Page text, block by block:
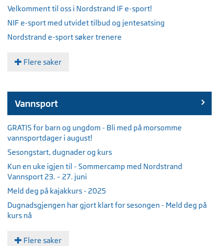
Velkomment til oss i Nordstrand IF e-sport!
NIF e-sport med utvidet tilbud og jentesatsing
Nordstrand e-sport søker trenere
Flere saker
Vannsport
GRATIS for barn og ungdom - Bli med på morsomme
vannsportdager i august!
Sesongstart, dugnader og kurs
Kun en uke igjen til - Sommercamp med Nordstrand
Vannsport 23. – 27. juni
Meld deg på kajakkurs - 2025
Dugnadsgjengen har gjort klart for sesongen - Meld deg på
kurs nå
Flere saker